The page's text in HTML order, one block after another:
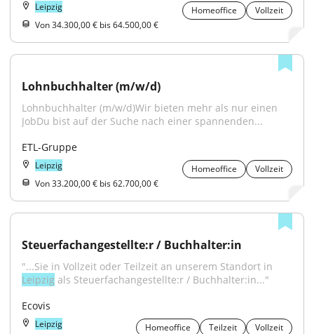
Leipzig Homeoffice
Vollzeit
Von 34.300,00 € bis 64.500,00 €
Lohnbuchhalter (m/w/d)
Lohnbuchhalter (m/w/d)Wir bieten mehr als nur einen
JobDu bist auf der Suche nach einer spannenden...
ETL-Gruppe
Leipzig Homeoffice
Vollzeit
Von 33.200,00 € bis 62.700,00 €
Steuerfachangestellte:r / Buchhalter:in
Leipzig als Steuerfachangestellte:r / Buchhalter:in..."
Ecovis
Leipzig Homeoffice Teilzeit
Vollzeit